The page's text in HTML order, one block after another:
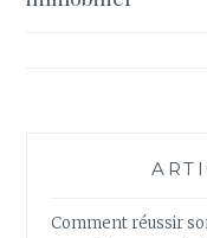
Comment réussir